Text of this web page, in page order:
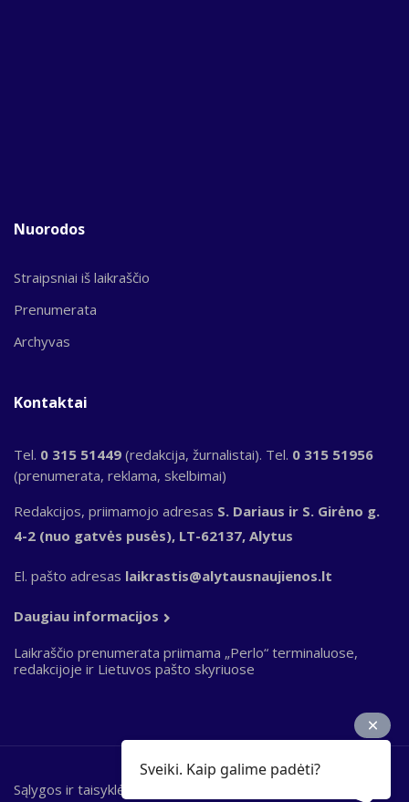
Nuorodos
Straipsniai iš laikraščio
Prenumerata
Archyvas
Kontaktai
Tel. 0 315 51449 (redakcija, žurnalistai). Tel. 0 315 51956
(prenumerata, reklama, skelbimai)
Redakcijos, priimamojo adresas S. Dariaus ir S. Girėno g.
4-2 (nuo gatvės pusės), LT-62137, Alytus
El. pašto adresas laikrastis@alytausnaujienos.lt
Daugiau informacijos
Laikraščio prenumerata priimama „Perlo“ terminaluose,
redakcijoje ir Lietuvos pašto skyriuose
Bottom
Sąlygos ir taisyklės
Sveiki. Kaip galime padėti?